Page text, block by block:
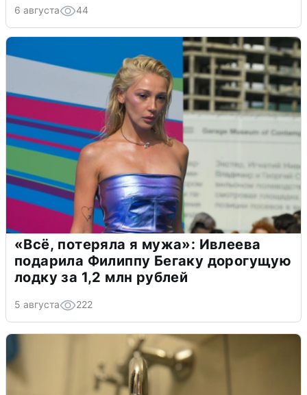
6 августа 44
«Всё, потеряла я мужа»: Ивлеева
подарила Филиппу Бегаку дорогущую
лодку за 1,2 млн рублей
5 августа 222